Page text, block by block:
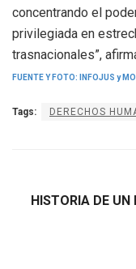
concentrando el
privilegiada en
trasnacionales”,
FUENTE Y FOTO: INFOJUS y
Tags: DERECHOS
HISTORIA DE